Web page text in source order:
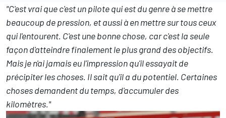
"C'est vrai que c'est un pilote qui est du genre à se mettre
beaucoup de pression, et aussi à en mettre sur tous ceux
qui l'entourent. C'est une bonne chose, car c'est la seule
façon d'atteindre finalement le plus grand des objectifs.
Mais je n'ai jamais eu l'impression qu'il essayait de
précipiter les choses. Il sait qu'il a du potentiel. Certaines
choses demandent du temps, d'accumuler des
kilomètres."